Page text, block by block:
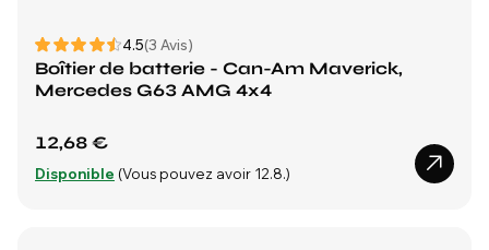
4.5(3 Avis)
Boîtier de batterie - Can-Am Maverick,
Mercedes G63 AMG 4x4
12,68 €
Disponible (Vous pouvez avoir 12.8.)